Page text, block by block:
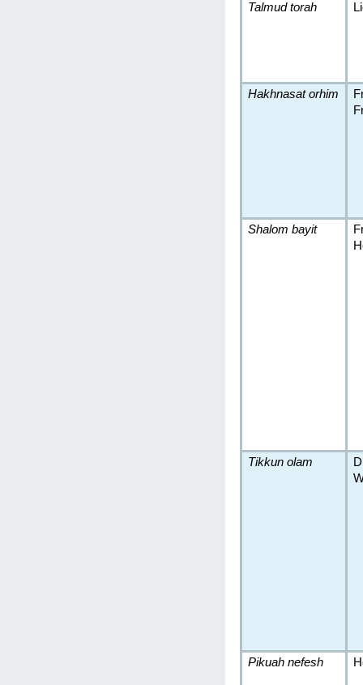
Talmud torah
Hakhnasat orhim
Shalom bayit
Tikkun olam
Pikuah nefesh